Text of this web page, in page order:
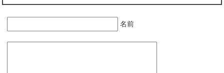
名前